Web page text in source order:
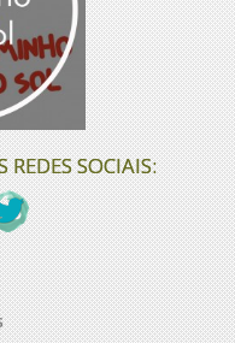
SOCIAIS: